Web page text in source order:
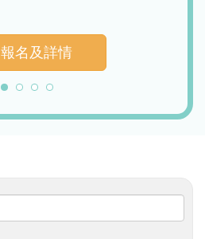
報名及詳情